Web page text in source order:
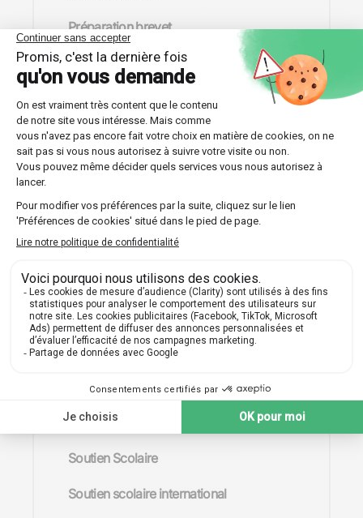
Préparation brevet
Préparation Concours École de
Commerce
Préparation concours écoles
d'ingénieurs
Préparation concours Sciences Po
Préparation TAGE-MAGE
Psychologie
Russe
Sciences de l'ingénieur
Sciences Politiques
SES
Sociologie
Soutien Scolaire
Soutien scolaire international